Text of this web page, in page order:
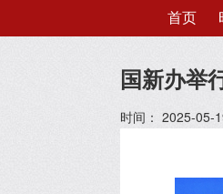
首页
国新办举
时间： 2025-